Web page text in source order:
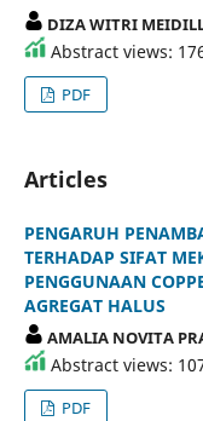
DIZA WITRI
Abstract views:
PDF
Articles
PENGARUH
TERHADAP SIFAT
PENGGUNAAN
AGREGAT HALUS
AMALIA NOVITA
Abstract views:
PDF